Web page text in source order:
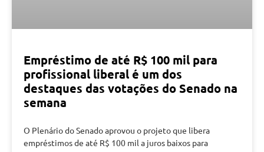
Empréstimo de até R$ 100 mil para
profissional liberal é um dos
destaques das votações do Senado na
semana
O Plenário do Senado aprovou o projeto que libera
empréstimos de até R$ 100 mil a juros baixos para